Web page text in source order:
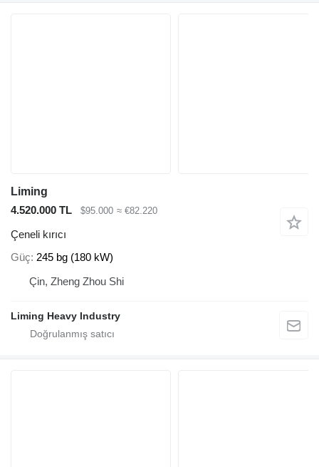
Liming
4.520.000 TL
$95.000 ≈ €82.220
Çeneli kırıcı
Güç 245 bg (180 kW)
Çin, Zheng Zhou Shi
Liming Heavy Industry